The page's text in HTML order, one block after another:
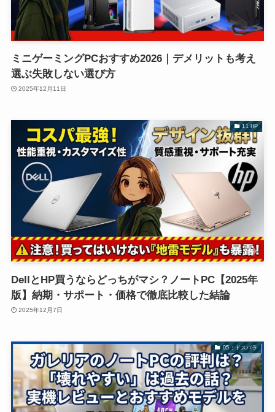
ミニゲーミングPCおすすめ2026｜デメリットも考え
選ぶ失敗しない選び方
2025年12月11日
11 HP
DellとHP買うならどっちがマシ？ノートPC【2025年
版】納期・サポート・価格で徹底比較した結論
2025年12月7日
05：ドスパラ